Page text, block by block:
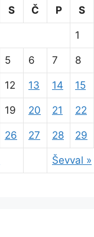
S Č P S
Ševval »
1
5 6 7 8
12 13 14 15
19 20 21 22
26 27 28 29